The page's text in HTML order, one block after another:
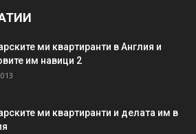
ми квартиранти в Англия и
им навици 2
ми квартиранти и делата им в